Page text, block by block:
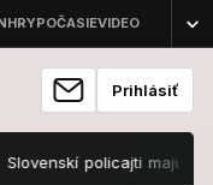
Prihlásiť
policajti majú v